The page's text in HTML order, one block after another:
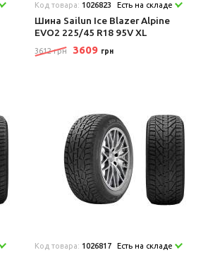
Код товара: 1026823 Есть на складе
Шина Sailun Ice Blazer Alpine
EVO2 225/45 R18 95V XL
3612 грн 3609 грн
Код товара: 1026817 Есть на складе